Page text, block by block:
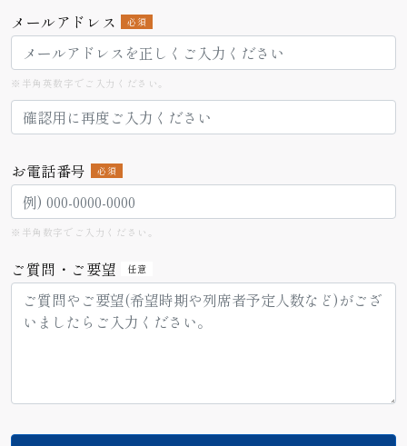
メールアドレス 必須
※半角英数字でご入力ください。
お電話番号 必須
※半角数字でご入力ください。
ご質問・ご要望 任意